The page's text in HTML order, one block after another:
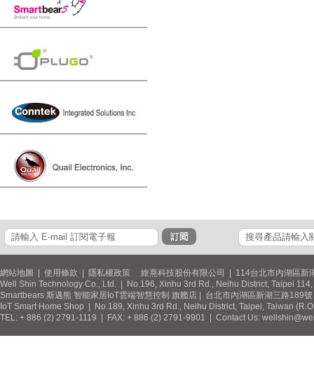
網站地圖 使用條款 隱私權政策 維熹科技股份有限公司 | 114台北市內湖區新
Well Shin Technology Co., Ltd. | No.196, Xinhu 3rd Rd., Neihu District, Taipei
Smartbears 斯邁熊 智能家居IoT雲端智慧控制 旗艦店 | 台北市內湖區新湖三路189
IoT Smart Home Shop | No.189, Xinhu 3rd Rd., Neihu District, Taipei, Taiwan
TEL: + 886 (2) 2791-1119 | FAX: + 886 (2) 2791-9901 | Contact Us: